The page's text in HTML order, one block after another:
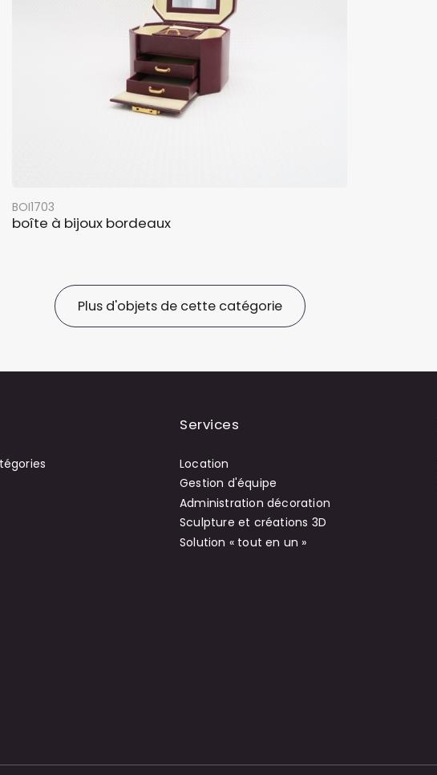
BOI1703
boîte à bijoux bordeaux
Plus d'objets de cette catégorie
Services
Location
Gestion d'équipe
Administration décoration
Sculpture et créations 3D
Solution « tout en un »